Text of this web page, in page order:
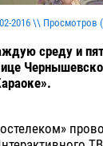
2016 \\ Просмотров (
среду и